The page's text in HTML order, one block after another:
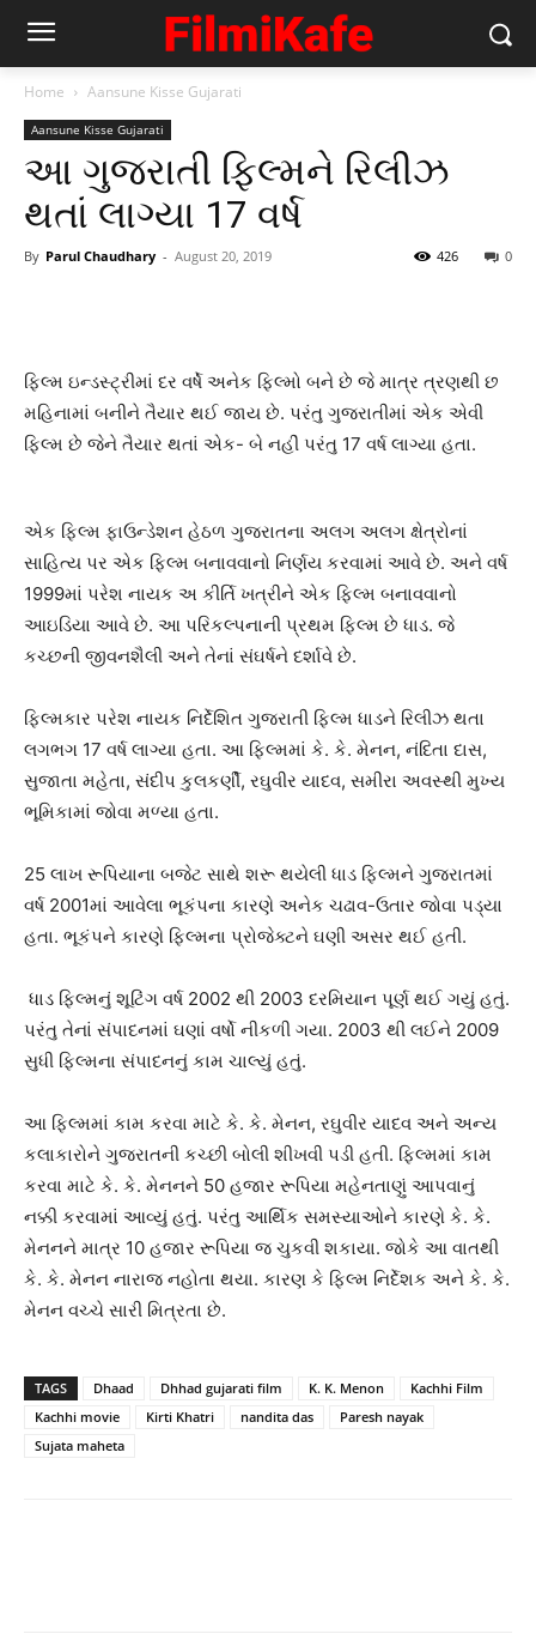
Home Aansune Kisse Gujarati
Aansune Kisse Gujarati
આ ગુજરાતી ફિલ્મને રિલીઝ
થતાં લાગ્યા 17 વર્ષ
By Parul Chaudhary - August 20, 2019 0
426
ફિલ્મ ઇન્ડસ્ટ્રીમાં દર વર્ષે અનેક ફિલ્મો બને છે જે માત્ર ત્રણથી છ
મહિનામાં બનીને તૈયાર થઈ જાય છે. પરંતુ ગુજરાતીમાં એક એવી
ફિલ્મ છે જેને તૈયાર થતાં એક- બે નહીં પરંતુ 17 વર્ષ લાગ્યા હતા.
એક ફિલ્મ ફાઉન્ડેશન હેઠળ ગુજરાતના અલગ અલગ ક્ષેત્રોનાં
સાહિત્ય પર એક ફિલ્મ બનાવવાનો નિર્ણય કરવામાં આવે છે. અને વર્ષ
1999માં પરેશ નાયક અ કીર્તિ ખત્રીને એક ફિલ્મ બનાવવાનો
આઇડિયા આવે છે. આ પરિકલ્પનાની પ્રથમ ફિલ્મ છે ધાડ. જે
કચ્છની જીવનશૈલી અને તેનાં સંઘર્ષને દર્શાવે છે.
ફિલ્મકાર પરેશ નાયક નિર્દેશિત ગુજરાતી ફિલ્મ ધાડને રિલીઝ થતા
લગભગ 17 વર્ષ લાગ્યા હતા. આ ફિલ્મમાં કે. કે. મેનન, નંદિતા દાસ,
સુજાતા મહેતા, સંદીપ કુલકર્ણી, રઘુવીર યાદવ, સમીરા અવસ્થી મુખ્ય
ભૂમિકામાં જોવા મળ્યા હતા.
25 લાખ રૂપિયાના બજેટ સાથે શરૂ થયેલી ધાડ ફિલ્મને ગુજરાતમાં
વર્ષ 2001માં આવેલા ભૂકંપના કારણે અનેક ચઢાવ-ઉતાર જોવા પડ્યા
હતા. ભૂકંપને કારણે ફિલ્મના પ્રોજેક્ટને ઘણી અસર થઈ હતી.
ધાડ ફિલ્મનું શૂટિંગ વર્ષ 2002 થી 2003 દરમિયાન પૂર્ણ થઈ ગયું હતું.
પરંતુ તેનાં સંપાદનમાં ઘણાં વર્ષો નીકળી ગયા. 2003 થી લઈને 2009
સુધી ફિલ્મના સંપાદનનું કામ ચાલ્યું હતું.
આ ફિલ્મમાં કામ કરવા માટે કે. કે. મેનન, રઘુવીર યાદવ અને અન્ય
કલાકારોને ગુજરાતની કચ્છી બોલી શીખવી પડી હતી. ફિલ્મમાં કામ
કરવા માટે કે. કે. મેનનને 50 હજાર રૂપિયા મહેનતાણું આપવાનું
નક્કી કરવામાં આવ્યું હતું. પરંતુ આર્થિક સમસ્યાઓને કારણે કે. કે.
મેનનને માત્ર 10 હજાર રૂપિયા જ ચુકવી શકાયા. જોકે આ વાતથી
કે. કે. મેનન નારાજ નહોતા થયા. કારણ કે ફિલ્મ નિર્દેશક અને કે. કે.
મેનન વચ્ચે સારી મિત્રતા છે.
TAGS Dhaad Dhhad gujarati film K. K. Menon
Kachhi Film
Kachhi movie
Kirti Khatri nandita das
Paresh nayak
Sujata maheta